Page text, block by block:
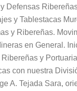
Defensas
y Tablestacas
y Ribereñas.
en General.
Ribereñas y
con nuestra
A. Tejada Sara,